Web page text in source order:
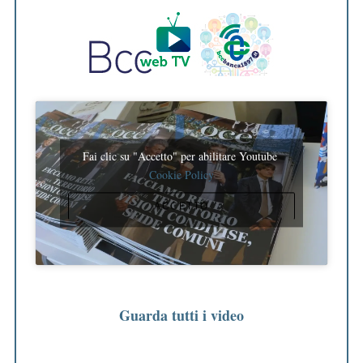
Fai clic su "Accetto" per abilitare Youtube
Cookie Policy
ACCETTO
Guarda tutti i video